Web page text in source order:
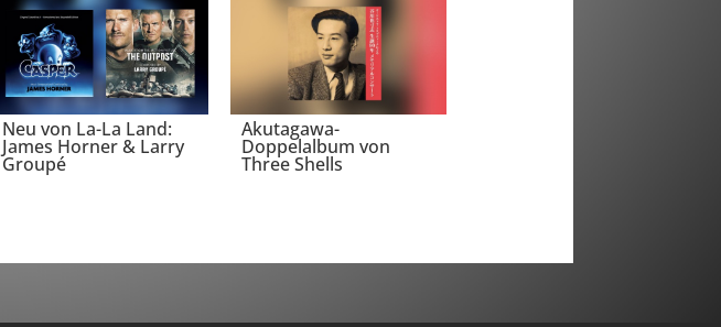
Neu von La-La Land:
James Horner & Larry
Groupé
Akutagawa-
Doppelalbum von
Three Shells